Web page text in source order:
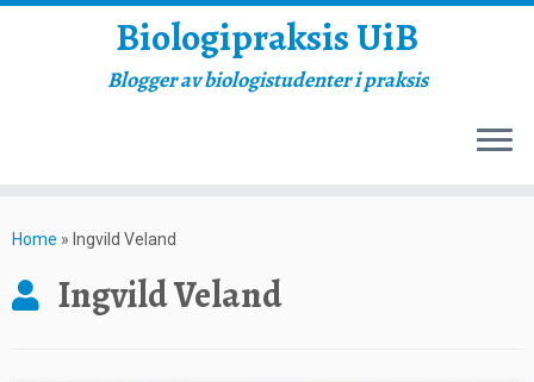
to
Biologipraksis UiB
Blogger av biologistudenter i praksis
Home » Ingvild Veland
Ingvild Veland